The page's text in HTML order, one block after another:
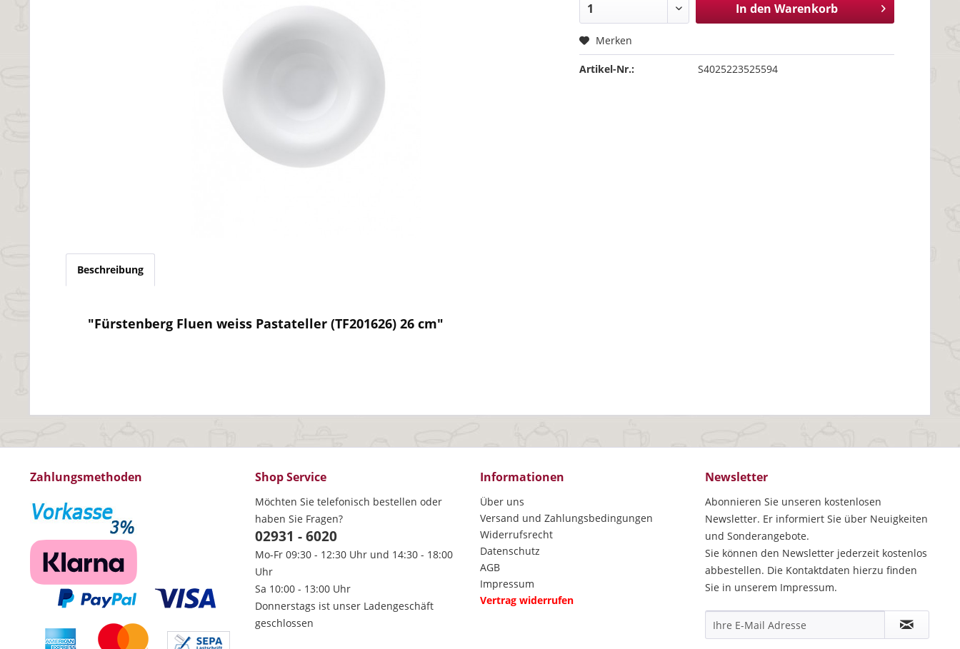
In den Warenkorb
Merken
Artikel-Nr.: S4025223525594
Beschreibung
"Fürstenberg Fluen weiss Pastateller (TF201626) 26 cm"
Zahlungsmethoden Shop Service
Möchten Sie telefonisch bestellen oder
haben Sie Fragen?
02931 - 6020
Mo-Fr 09:30 - 12:30 Uhr und 14:30 - 18:00
Uhr
Sa 10:00 - 13:00 Uhr
Donnerstags ist unser Ladengeschäft
geschlossen
Informationen
Über uns
Versand und Zahlungsbedingungen
Widerrufsrecht
Datenschutz
AGB
Impressum
Vertrag widerrufen
Newsletter
Abonnieren Sie unseren kostenlosen
Newsletter. Er informiert Sie über Neuigkeiten
und Sonderangebote.
Sie können den Newsletter jederzeit kostenlos
abbestellen. Die Kontaktdaten hierzu finden
Sie in unserem Impressum.